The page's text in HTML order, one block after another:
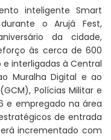
inteligente Smart
o Arujá Fest,
da cidade,
às cerca de 600
interligadas à Central
Muralha Digital e ao
Polícias Militar e
e empregado na área
de entrada
incrementado com